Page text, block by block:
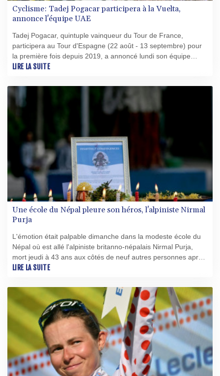
Cyclisme: Tadej Pogacar participera à la Vuelta,
annonce l'équipe UAE
Tadej Pogacar, quintuple vainqueur du Tour de France,
participera au Tour d'Espagne (22 août - 13 septembre) pour
la première fois depuis 2019, a annoncé lundi son équipe
UAE-Emirates sur X.
LIRE LA SUITE
Une école du Népal pleure son héros, l'alpiniste Nirmal
Purja
L'émotion était palpable dimanche dans la modeste école du
Népal où est allé l'alpiniste britanno-népalais Nirmal Purja,
mort jeudi à 43 ans aux côtés de neuf autres personnes après
une avalanche dans le nord du Pakistan.
LIRE LA SUITE